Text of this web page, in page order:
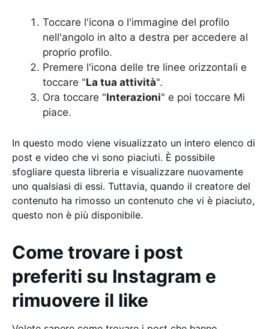
Toccare l'icona o l'immagine del profilo
nell'angolo in alto a destra per accedere al
proprio profilo.
Premere l'icona delle tre linee orizzontali e
toccare "La tua attività".
Ora toccare "Interazioni" e poi toccare Mi
piace.
In questo modo viene visualizzato un intero elenco di
post e video che vi sono piaciuti. È possibile
sfogliare questa libreria e visualizzare nuovamente
uno qualsiasi di essi. Tuttavia, quando il creatore del
contenuto ha rimosso un contenuto che vi è piaciuto,
questo non è più disponibile.
Come trovare i post
preferiti su Instagram e
rimuovere il like